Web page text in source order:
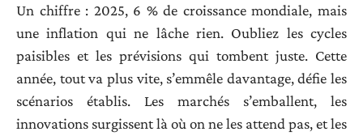
Un chiffre : 2025, 6 % de croissance mondiale, mais
une inflation qui ne lâche rien. Oubliez les cycles
paisibles et les prévisions qui tombent juste. Cette
année, tout va plus vite, s’emmêle davantage, défie les
scénarios établis. Les marchés s’emballent, les
innovations surgissent là où on ne les attend pas, et les